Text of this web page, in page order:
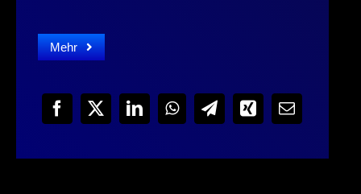
Mehr